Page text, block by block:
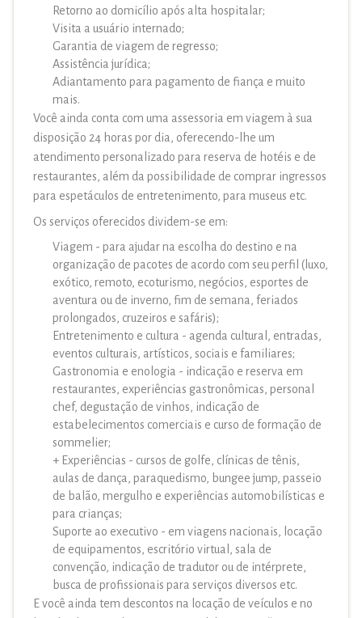
Retorno ao domicílio após alta hospitalar;
Visita a usuário internado;
Garantia de viagem de regresso;
Assistência jurídica;
Adiantamento para pagamento de fiança e muito
mais.
Você ainda conta com uma assessoria em viagem à sua
disposição 24 horas por dia, oferecendo-lhe um
atendimento personalizado para reserva de hotéis e de
restaurantes, além da possibilidade de comprar ingressos
para espetáculos de entretenimento, para museus etc.
Os serviços oferecidos dividem-se em:
Viagem - para ajudar na escolha do destino e na
organização de pacotes de acordo com seu perfil (luxo,
exótico, remoto, ecoturismo, negócios, esportes de
aventura ou de inverno, fim de semana, feriados
prolongados, cruzeiros e safáris);
Entretenimento e cultura - agenda cultural, entradas,
eventos culturais, artísticos, sociais e familiares;
Gastronomia e enologia - indicação e reserva em
restaurantes, experiências gastronômicas, personal
chef, degustação de vinhos, indicação de
estabelecimentos comerciais e curso de formação de
sommelier;
+ Experiências - cursos de golfe, clínicas de tênis,
aulas de dança, paraquedismo, bungee jump, passeio
de balão, mergulho e experiências automobilísticas e
para crianças;
Suporte ao executivo - em viagens nacionais, locação
de equipamentos, escritório virtual, sala de
convenção, indicação de tradutor ou de intérprete,
busca de profissionais para serviços diversos etc.
E você ainda tem descontos na locação de veículos e no